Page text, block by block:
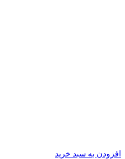
افزودن به سبد خرید